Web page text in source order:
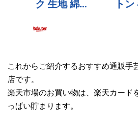
これからご紹介するおすすめ通販手
店です。
楽天市場のお買い物は、楽天カード
っぱい貯まります。